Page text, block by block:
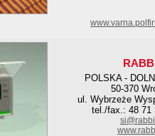
POLSKA -
50-370
ul. Wybrzeże
tel./fax.: 48 71